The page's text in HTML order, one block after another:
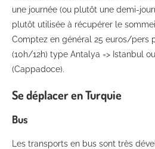
une journée (ou plutôt une demi-
plutôt utilisée à récupérer le
Comptez en général 25 euros/pers
(10h/12h) type Antalya => Istanbul
(Cappadoce).
Se déplacer en Turquie
Bus
Les transports en bus sont très